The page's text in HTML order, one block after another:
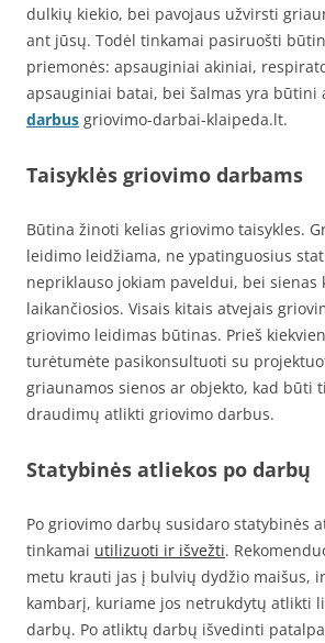
dulkių kiekio, bei pavojaus užvirsti
ant jūsų. Todėl tinkamai pasiruošti
priemonės: apsauginiai akiniai,
apsauginiai batai, bei šalmas yra būtini
darbus griovimo-darbai-klaipeda.lt.
Taisyklės griovimo darbams
Būtina žinoti kelias griovimo taisykles.
leidimo leidžiama, ne ypatinguosius
nepriklauso jokiam paveldui, bei sienas
laikančiosios. Visais kitais atvejais
griovimo leidimas būtinas. Prieš
turėtumėte pasikonsultuoti su
griaunamos sienos ar objekto, kad būti
draudimų atlikti griovimo darbus.
Statybinės atliekos po darbų
Po griovimo darbų susidaro statybinės
tinkamai utilizuoti ir išvežti.
metu krauti jas į bulvių dydžio maišus,
kambarį, kuriame jos netrukdytų atlikti
darbų. Po atliktų darbų išvedinti